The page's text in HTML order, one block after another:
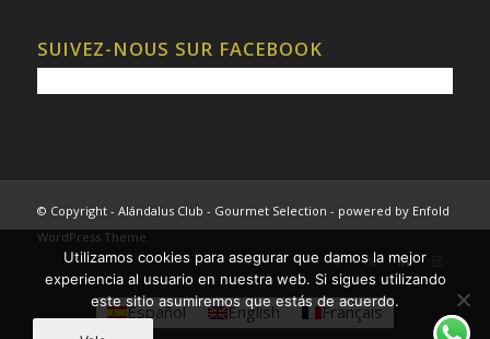
SUIVEZ-NOUS SUR FACEBOOK
© Copyright - Alándalus Club - Gourmet Selection - powered by Enfold
WordPress Theme
Español English Français
Utilizamos cookies para asegurar que damos la mejor
experiencia al usuario en nuestra web. Si sigues utilizando
este sitio asumiremos que estás de acuerdo.